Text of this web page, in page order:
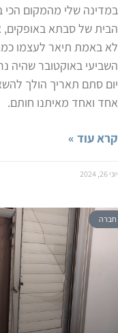
במדינה שלי מהמקום הכי
הבית של סבתא
לא באמת תיאר לעצמו
השביעי באוקטובר שהיה
יום סתם תאריך הולך
אחד ואחד מאיתנו חותם.
קרא עוד »
יוני 26, 2024
חברה